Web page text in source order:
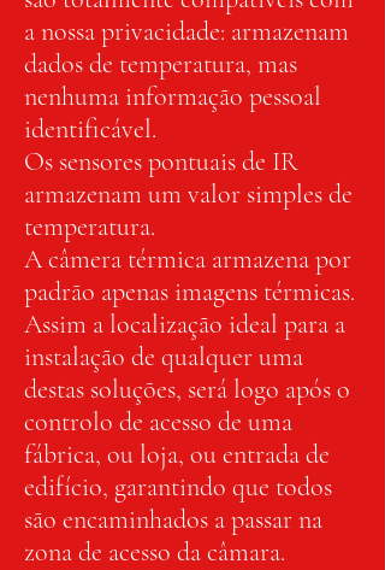
a nossa privacidade: armazenam
dados de temperatura, mas
nenhuma informação pessoal
identificável.
Os sensores pontuais de IR
armazenam um valor simples de
temperatura.
A câmera térmica armazena por
padrão apenas imagens térmicas.
Assim a localização ideal para a
instalação de qualquer uma
destas soluções, será logo após o
controlo de acesso de uma
fábrica, ou loja, ou entrada de
edifício, garantindo que todos
são encaminhados a passar na
zona de acesso da câmara.